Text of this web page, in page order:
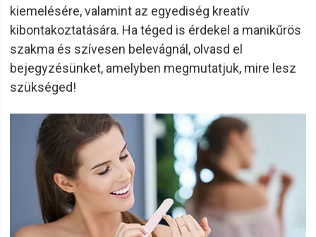
kiemelésére, valamint az egyediség kreatív
kibontakoztatására. Ha téged is érdekel a manikűrös
szakma és szívesen belevágnál, olvasd el
bejegyzésünket, amelyben megmutatjuk, mire lesz
szükséged!